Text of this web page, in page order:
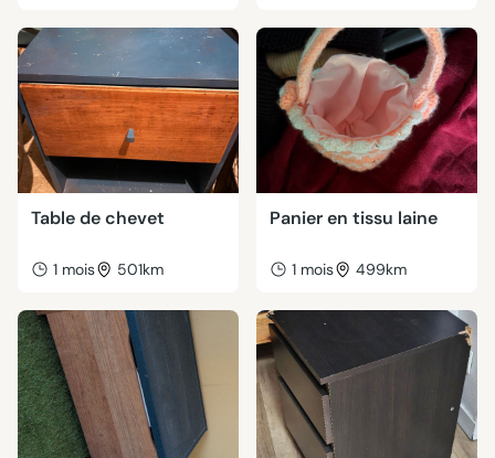
Table de chevet
1 mois 501km
Panier en tissu laine
1 mois 499km